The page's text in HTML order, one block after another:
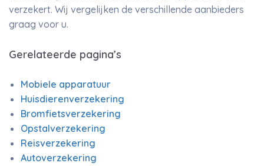
verzekert. Wij vergelijken de verschillende aanbieders
graag voor u.
Gerelateerde pagina’s
Mobiele apparatuur
Huisdierenverzekering
Bromfietsverzekering
Opstalverzekering
Reisverzekering
Autoverzekering